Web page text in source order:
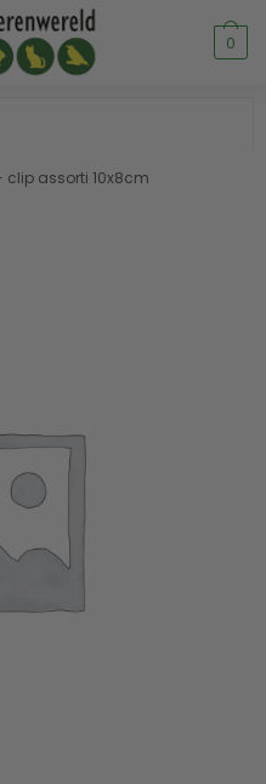
0
clip assorti 10x8cm